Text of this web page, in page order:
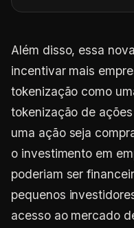
Além disso, essa
incentivar mais
tokenização como
tokenização de
uma ação seja
o investimento em
poderiam ser
pequenos
acesso ao mercado